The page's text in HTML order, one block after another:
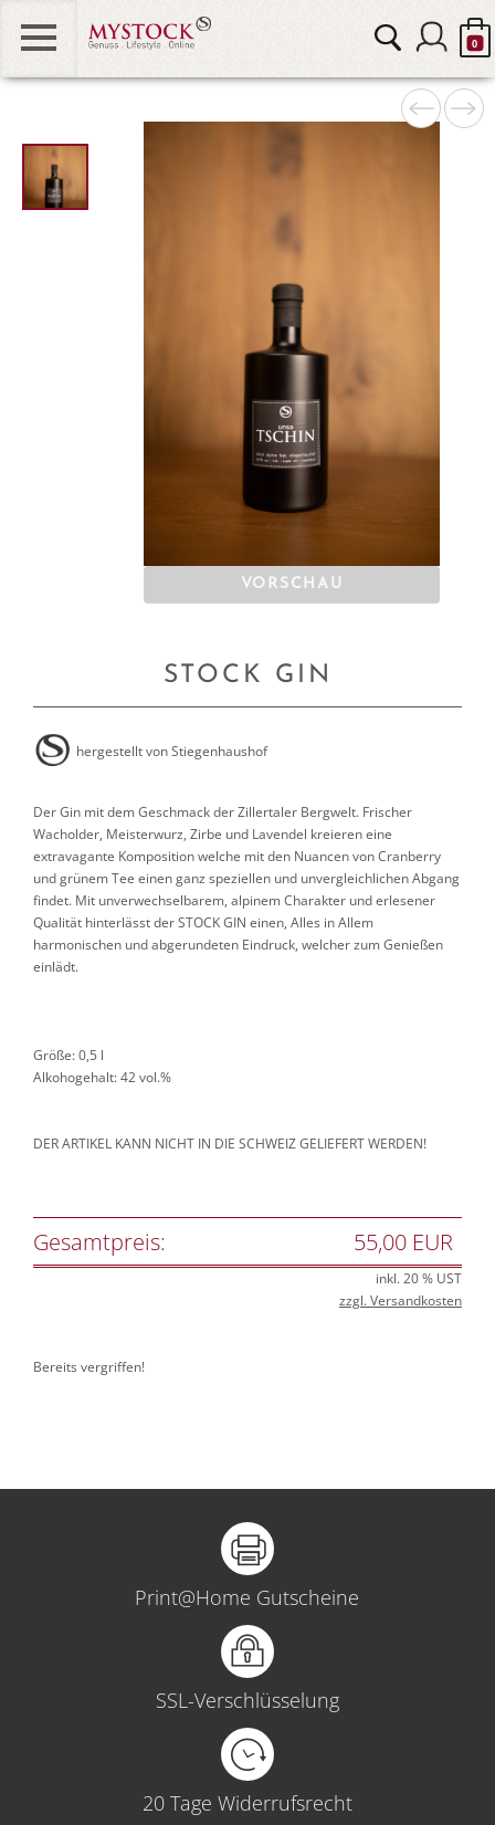
0
STOCK & FRIENDS
STOCK DIAMOND
"
alt="STOCK
GIN 0" />
VORSCHAU
STOCK GIN
hergestellt vonStiegenhaushof
Der Gin mit dem Geschmack der Zillertaler Bergwelt. Frischer
Wacholder, Meisterwurz, Zirbe und Lavendel kreieren eine
extravagante Komposition welche mit den Nuancen von Cranberry
und grünem Tee einen ganz speziellen und unvergleichlichen Abgang
findet. Mit unverwechselbarem, alpinem Charakter und erlesener
Qualität hinterlässt der STOCK GIN einen, Alles in Allem
harmonischen und abgerundeten Eindruck, welcher zum Genießen
einlädt.
Größe: 0,5 l
Alkohogehalt: 42 vol.%
DER ARTIKEL KANN NICHT IN DIE SCHWEIZ GELIEFERT WERDEN!
Gesamtpreis: 55,00 EUR
inkl. 20 % UST
zzgl. Versandkosten
Bereits vergriffen!
Print@Home Gutscheine
SSL-Verschlüsselung
20 Tage Widerrufsrecht